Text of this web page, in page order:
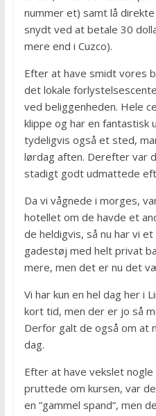
nummer et) samt lå
snydt ved at betale 30
mere end i Cuzco).
Efter at have smidt vores
det lokale
ved beliggenheden. Hele
klippe og har en fantastisk
tydeligvis også et sted,
lørdag aften. Derefter var
stadigt godt udmattede
Da vi vågnede i morges,
hotellet om de havde et
de heldigvis, så nu har vi
gadestøj med helt privat
mere, men det er nu det
Vi har kun en hel dag her i
kort tid, men der er jo så
Derfor galt de også om at
dag.
Efter at have vekslet
pruttede om kursen, var
en ”gammel spand”, men